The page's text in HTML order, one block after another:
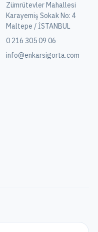
Zümrütevler Mahallesi
Karayemiş Sokak No: 4
Maltepe / İSTANBUL
0 216 305 09 06
info@enkarsigorta.com